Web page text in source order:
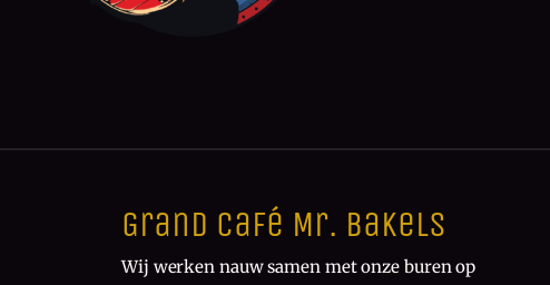
Grand Café Mr. Bakels
Wij werken nauw samen met onze buren op